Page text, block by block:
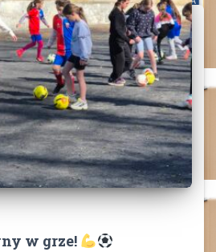
w grze!